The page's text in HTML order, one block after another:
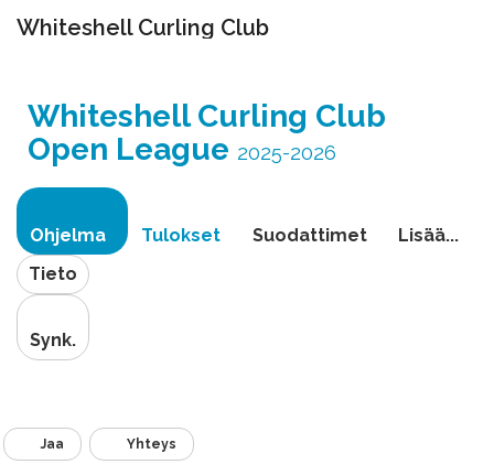
Whiteshell Curling Club
Whiteshell Curling Club
Open League 2025-2026
Ohjelma Tulokset Suodattimet
Lisää...
Tieto
Synk.
Jaa Yhteys